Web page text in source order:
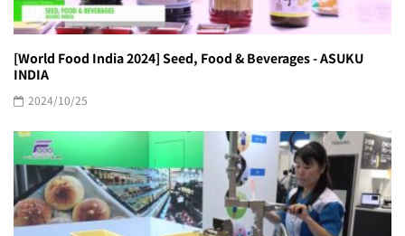
[World Food India 2024] Seed, Food & Beverages - ASUKU
INDIA
2024/10/25